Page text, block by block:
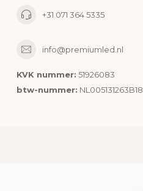
+31 071 364 5335
info@premiumled.nl
KVK nummer: 51926083
btw-nummer: NL005131263B18